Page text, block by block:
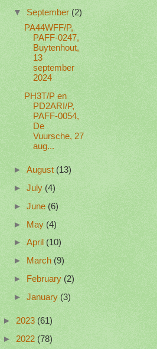
▼ September (2)
PA44WFF/P,
PAFF-0247,
Buytenhout,
13
september
2024
PH3T/P en
PD2ARI/P,
PAFF-0054,
De
Vuursche, 27
aug...
► August (13)
► July (4)
► June (6)
► May (4)
► April (10)
►
March (9)
►
February (2)
► January (3)
► 2023 (61)
► 2022 (78)